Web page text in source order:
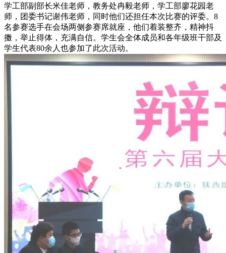
学工部副部长米佳老师，教务处冉毅老师，学工部廖花园老
师，团委书记谢伟老师，同时他们还担任本次比赛的评委。8
名参赛选手在会场两侧参赛席就座，他们着装整齐，精神抖
擞，举止得体，充满自信。学生会全体成员和各年级班干部及
学生代表80余人也参加了此次活动。